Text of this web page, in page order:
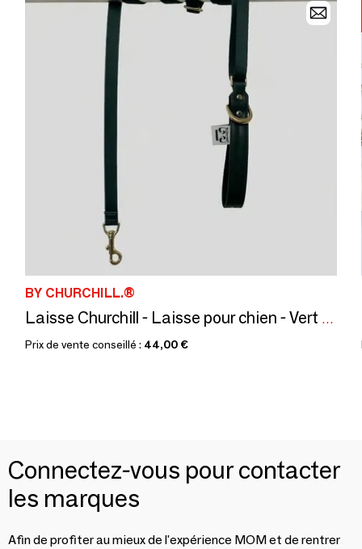
BY CHURCHILL.®
Laisse Churchill - Laisse pour chien - Vert sapin - 90/150 cm
Prix de vente conseillé : 44,00 €
Connectez-vous pour contacter
les marques
Afin de profiter au mieux de l'expérience MOM et de rentrer